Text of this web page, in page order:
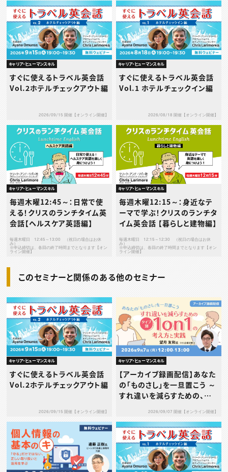
キャリア・ヒューマンスキル
すぐに使えるトラベル英会話
Vol.2ホテルチェックアウト編
2026/09/15 開催【オンライン開催】
キャリア・ヒューマンスキル
すぐに使えるトラベル英会話
Vol.1 ホテルチェックイン編
2026/08/18 開催【オンライン開催】
キャリア・ヒューマンスキル
毎週木曜12:45～：日常で使
える！クリスのランチタイム英
会話【ヘルスケア英語編】
毎週木曜日 12:45～13:00 （祝日の場合はお休
み）
※申込締切は、各回の終了時間までとなります【オン
ライン開催】
キャリア・ヒューマンスキル
毎週木曜12:15～：身近なテ
ーマで学ぶ！クリスのランチタ
イム英会話 【暮らしと建物編】
毎週木曜日 12:15～12:30 （祝日の場合はお休
み）
※申込締切は、各回の終了時間までとなります【オン
ライン開催】
このセミナーと関係のある他のセミナー
キャリア・ヒューマンスキル
すぐに使えるトラベル英会話
Vol.2ホテルチェックアウト編
2026/09/15 開催【オンライン開催】
キャリア・ヒューマンスキル
【アーカイブ録画配信】あなた
の「ものさし」を一旦置こう ～
すれ違いを減らすための、タ
2026/09/07 開催【オンライン開催】